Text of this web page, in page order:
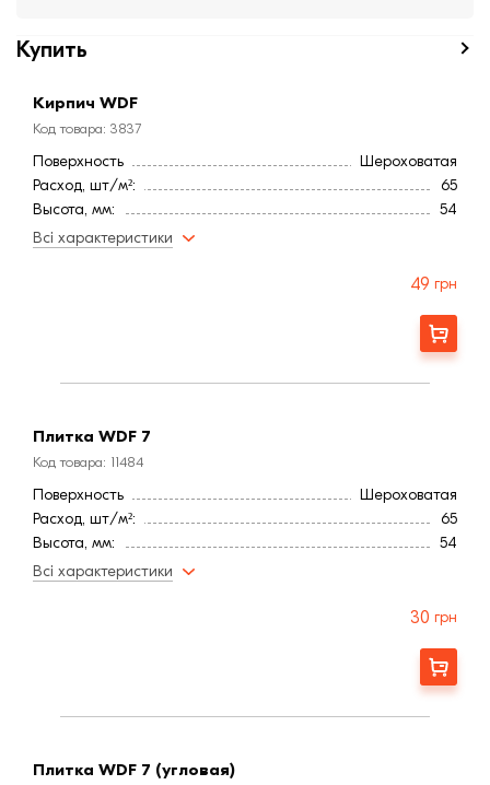
Купить
Кирпич WDF
Код товара: 3837
Поверхность
Шероховатая
Расход, шт/м²:
65
Высота, мм:
54
Длина, мм:
73
200
Коричневый
Всі характеристики
49 грн
Заказать
Плитка WDF 7
Код товара: 11484
Поверхность
Шероховатая
Расход, шт/м²:
65
Высота, мм:
54
Длина, мм:
20
200
Коричневый
Всі характеристики
30 грн
Заказать
Плитка WDF 7 (угловая)